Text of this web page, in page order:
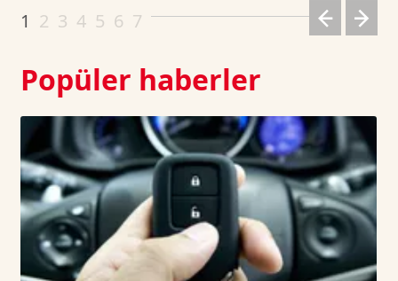
Dogecoin TetherUS -0.95
1 2 3 4 5 6 7
Popüler haberler